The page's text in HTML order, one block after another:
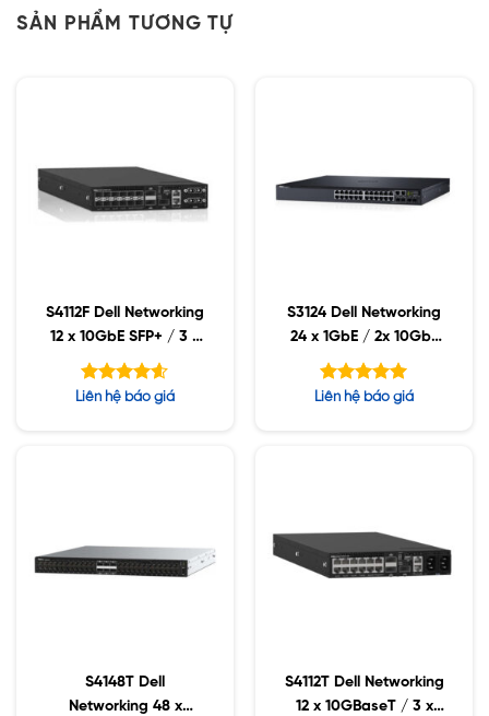
SẢN PHẨM TƯƠNG TỰ
S4112F Dell Networking
12 x 10GbE SFP+ / 3 x
100GbE QSFP28
Được xếp
Liên hệ báo giá
S3124 Dell Networking
24 x 1GbE / 2x 10GbE
SFP
Được xếp
Liên hệ báo giá
S4148T Dell
Networking 48 x
S4112T Dell Networking
12 x 10GBaseT / 3 x